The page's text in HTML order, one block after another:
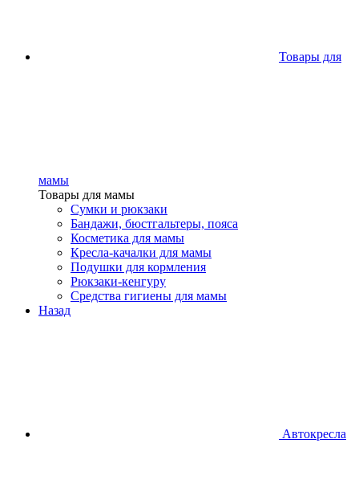
Товары для
мамы
Товары для мамы
Сумки и рюкзаки
Бандажи, бюстгальтеры, пояса
Косметика для мамы
Кресла-качалки для мамы
Подушки для кормления
Рюкзаки-кенгуру
Средства гигиены для мамы
Назад
Автокресла